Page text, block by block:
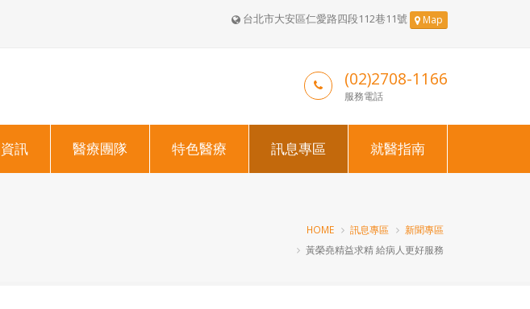
台北市大安區仁愛路四段112巷11號 Map
(02)2708-1166
服務電話
訊 醫療團隊 特色醫療 訊息專區 就醫指南
HOME 訊息專區
新聞專區
黃榮堯精益求精 給病人更好服務